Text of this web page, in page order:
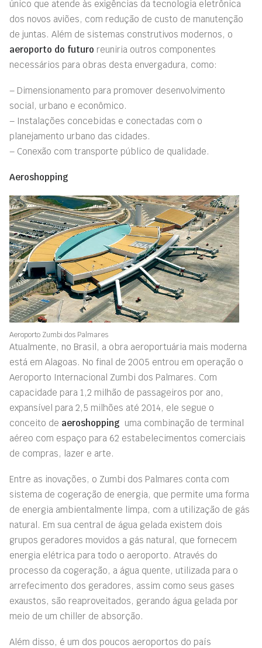
único que atende às exigências da tecnologia eletrônica
dos novos aviões, com redução de custo de manutenção
de juntas. Além de sistemas construtivos modernos, o
aeroporto do futuro reuniria outros componentes
necessários para obras desta envergadura, como:
– Dimensionamento para promover desenvolvimento
social, urbano e econômico.
– Instalações concebidas e conectadas com o
planejamento urbano das cidades.
– Conexão com transporte público de qualidade.
Aeroshopping
Aeroporto Zumbi dos Palmares
Atualmente, no Brasil, a obra aeroportuária mais moderna
está em Alagoas. No final de 2005 entrou em operação o
Aeroporto Internacional Zumbi dos Palmares. Com
capacidade para 1,2 milhão de passageiros por ano,
expansível para 2,5 milhões até 2014, ele segue o
conceito de aeroshopping  uma combinação de terminal
aéreo com espaço para 62 estabelecimentos comerciais
de compras, lazer e arte.
Entre as inovações, o Zumbi dos Palmares conta com
sistema de cogeração de energia, que permite uma forma
de energia ambientalmente limpa, com a utilização de gás
natural. Em sua central de água gelada existem dois
grupos geradores movidos a gás natural, que fornecem
energia elétrica para todo o aeroporto. Através do
processo da cogeração, a água quente, utilizada para o
arrefecimento dos geradores, assim como seus gases
exaustos, são reaproveitados, gerando água gelada por
meio de um chiller de absorção.
Além disso, é um dos poucos aeroportos do país